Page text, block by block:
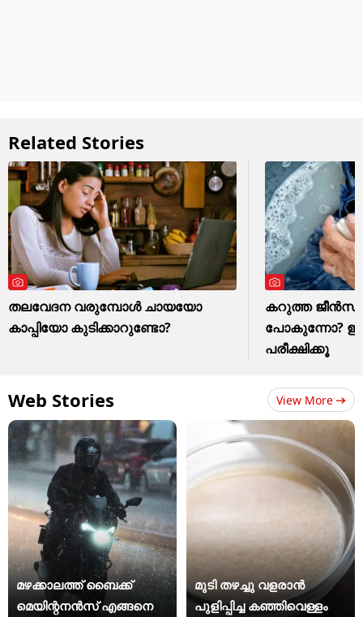
Related Stories
തലവേദന വരുമ്പോൾ ചായയോ
കാപ്പിയോ കുടിക്കാറുണ്ടോ?
കറുത്ത ജീൻസ്
പോകുന്നോ? ഈ
പരീക്ഷിക്കൂ
Web Stories View More
മഴക്കാലത്ത് ബൈക്ക്
മെയിന്റനൻസ് എങ്ങനെ
മുടി തഴച്ചു വളരാൻ
പുളിപ്പിച്ച കഞ്ഞിവെള്ളം